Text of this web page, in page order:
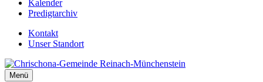
Kalender
Predigtarchiv
Kontakt
Unser Standort
Menü